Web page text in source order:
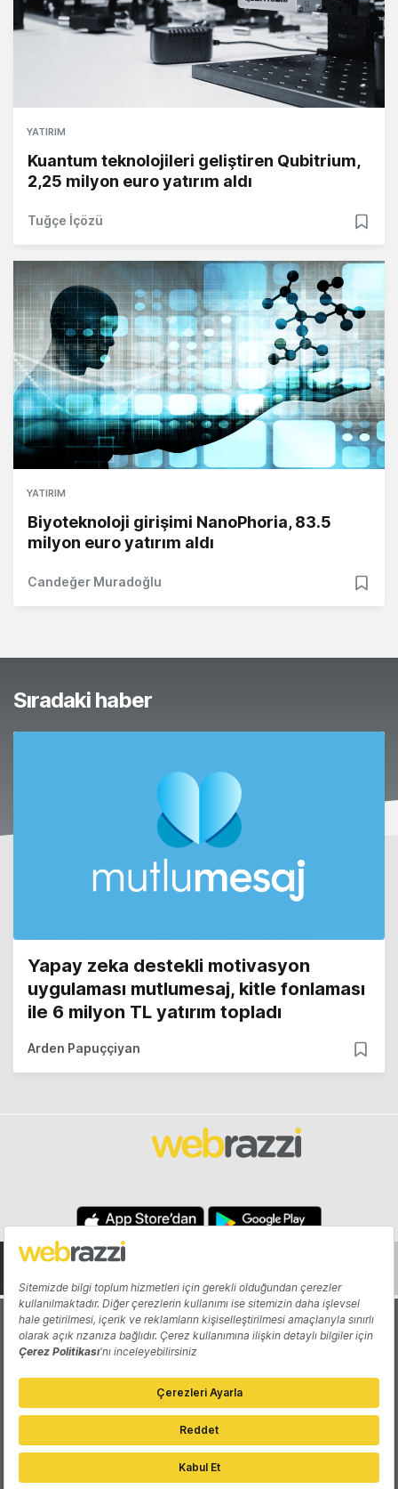
YATIRIM
Kuantum teknolojileri geliştiren Qubitrium,
2,25 milyon euro yatırım aldı
Tuğçe İçözü
YATIRIM
Biyoteknoloji girişimi NanoPhoria, 83.5
milyon euro yatırım aldı
Candeğer Muradoğlu
Sıradaki haber
Yapay zeka destekli motivasyon
uygulaması mutlumesaj, kitle fonlaması
ile 6 milyon TL yatırım topladı
Arden Papuççiyan
Hakkında Yazarlar
Katkıda Bulun Reklam